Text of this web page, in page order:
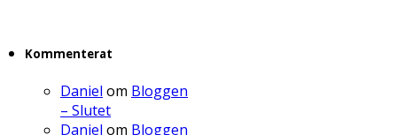
Kommenterat
Daniel om Bloggen
– Slutet
Daniel om Bloggen